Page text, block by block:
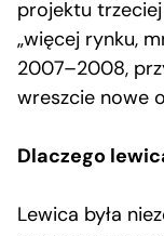
projektu
„więcej rynku,
2007–2008,
wreszcie nowe
Dlaczego
Lewica była